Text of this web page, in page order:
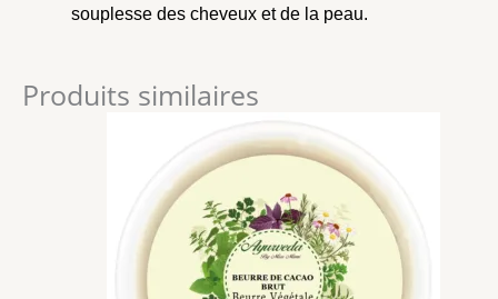
souplesse des cheveux et de la peau.
Produits similaires